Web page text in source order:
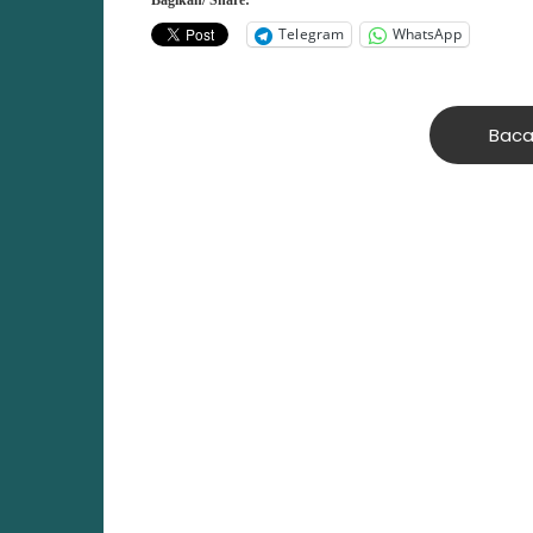
Telegram WhatsApp